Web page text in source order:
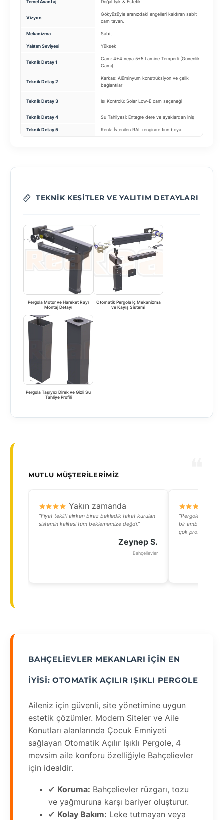
Vizyon
Gökyüzüyle aranızdaki engelleri kaldıran sabit
cam tavan.
Mekanizma Sabit
Yalıtım Seviyesi Yüksek
Teknik Detay 1
Cam: 4+4 veya 5+5 Lamine Temperli (Güvenlik
Camı)
Teknik Detay 2
Karkas: Alüminyum konstrüksiyon ve çelik
bağlantılar
Teknik Detay 3 Isı Kontrolü: Solar Low-E cam seçeneği
Teknik Detay 4 Su Tahliyesi: Entegre dere ve ayaklardan iniş
Teknik Detay 5 Renk: İstenilen RAL renginde fırın boya
TEKNIK KESITLER VE YALITIM DETAYLARI
Pergola Motor ve Hareket Rayı
Montaj Detayı
Otomatik Pergola İç Mekanizma
ve Kayış Sistemi
Pergola Taşıyıcı Direk ve Gizli Su
Tahliye Profili
MUTLU MÜŞTERILERIMIZ
Yakın zamanda
“Fiyat teklifi alırken biraz bekledik fakat kurulan
sistemin kalitesi tüm beklememize değdi.”
Zeynep S.
Bahçelievler
“Pergolenin
bir ambiyans
çok profesyoneldi,
BAHÇELIEVLER MEKANLARI İÇIN EN
İYISI: OTOMATIK AÇILIR IŞIKLI PERGOLE
Aileniz için güvenli, site yönetimine uygun
estetik çözümler. Modern Siteler ve Aile
Konutları alanlarında Çocuk Emniyeti
sağlayan Otomatik Açılır Işıklı Pergole, 4
mevsim aile konforu özelliğiyle Bahçelievler
için idealdir.
✔ Koruma: Bahçelievler rüzgarı, tozu
ve yağmuruna karşı bariyer oluşturur.
✔ Kolay Bakım: Leke tutmayan veya